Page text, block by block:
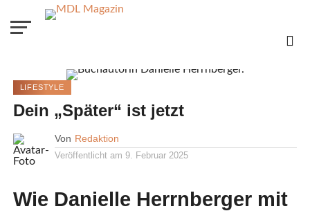
LIFESTYLE
Dein „Später“ ist jetzt
Von Redaktion
Veröffentlicht am 9. Februar 2025
Wie Danielle Herrnberger mit